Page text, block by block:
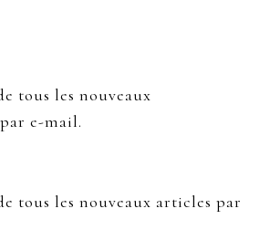
tous les nouveaux
e-mail.
tous les nouveaux articles par